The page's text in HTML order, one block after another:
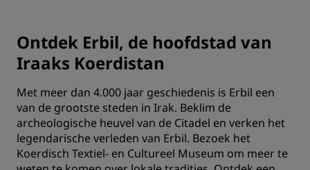
Ontdek Erbil, de hoofdstad van
Iraaks Koerdistan
Met meer dan 4.000 jaar geschiedenis is Erbil een
van de grootste steden in Irak. Beklim de
archeologische heuvel van de Citadel en verken het
legendarische verleden van Erbil. Bezoek het
Koerdisch Textiel- en Cultureel Museum om meer te